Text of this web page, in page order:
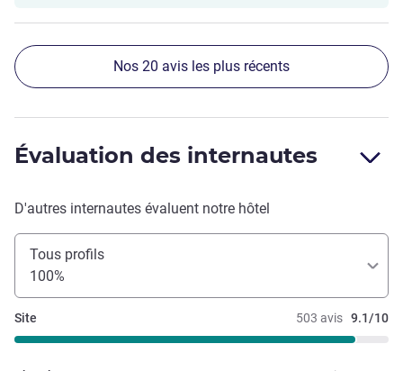
Nos 20 avis les plus récents
Évaluation des internautes
D'autres internautes évaluent notre hôtel
Tous profils
100%
503 avis 9.1/10
Site